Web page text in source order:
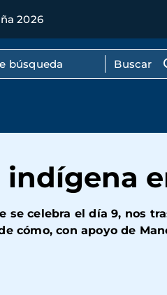
2026
completo
celebra el día 9, nos
cómo, con apoyo de